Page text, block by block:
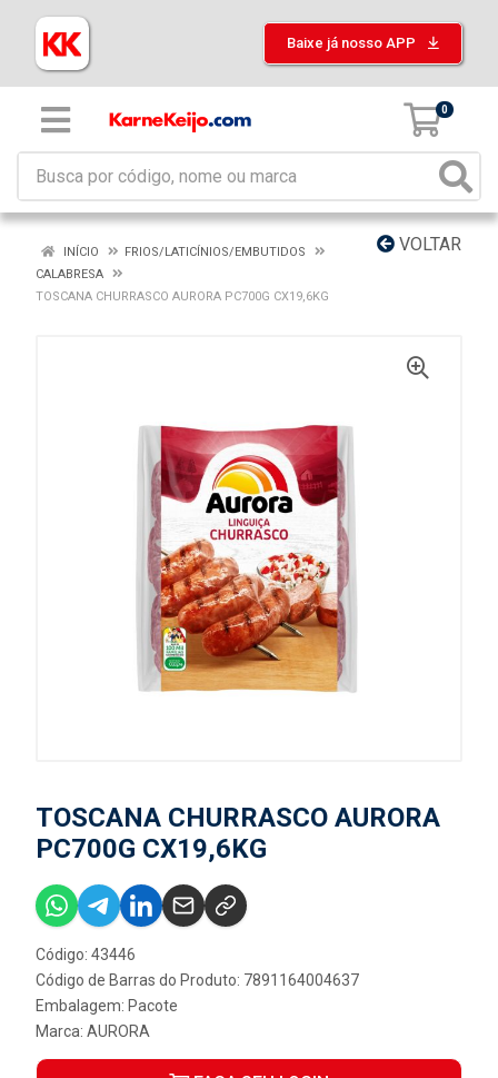
Baixe já nosso APP
0
VOLTAR
INÍCIO
FRIOS/LATICÍNIOS/EMBUTIDOS
CALABRESA
TOSCANA CHURRASCO AURORA PC700G CX19,6KG
TOSCANA CHURRASCO AURORA
PC700G CX19,6KG
Código: 43446
Código de Barras do Produto: 7891164004637
Embalagem: Pacote
Marca: AURORA